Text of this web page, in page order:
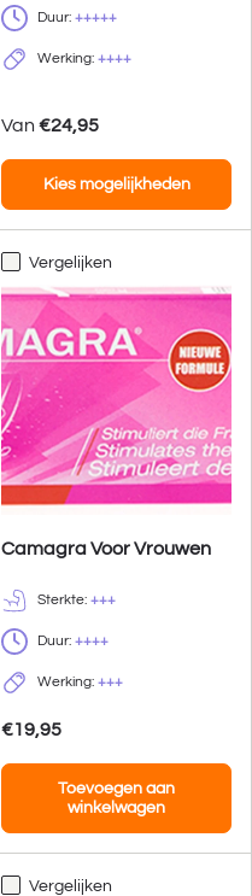
Duur: +++++
Werking: ++++
Van €24,95
Kies mogelijkheden
Vergelijken
Camagra Voor Vrouwen
Sterkte: +++
Duur: ++++
Werking: +++
€19,95
Toevoegen aan
winkelwagen
Vergelijken